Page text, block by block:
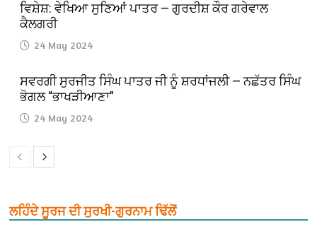
ਵਿਸ਼ੇਸ਼: ਵੇਖਿਆ ਸੁਣਿਆਂ ਪਾਤਰ — ਗੁਰਦੀਸ਼ ਕੌਰ ਗਰੇਵਾਲ
ਕੈਲਗਰੀ
24 May 2024
ਸਵਰਗੀ ਸੁਰਜੀਤ ਸਿੰਘ ਪਾਤਰ ਜੀ ਨੂੰ ਸ਼ਰਧਾਂਜਲੀ — ਨਛੱਤਰ ਸਿੰਘ
ਭੋਗਲ “ਭਾਖੜੀਆਣਾ”
24 May 2024
ਲਹਿੰਦੇ ਸੂਰਜ ਦੀ ਸੁਰਖੀ-ਗੁਰਨਾਮ ਢਿੱਲੋਂ